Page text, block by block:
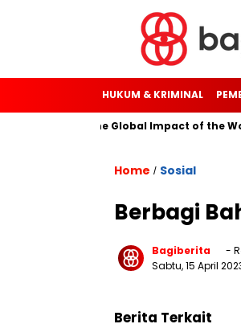
HUKUM & KRIMINAL
Soccer: The Global Impact of the World
Home / Sosial
Berbagi
Bagiberita
-
Sabtu, 15 April
Berita Terkait